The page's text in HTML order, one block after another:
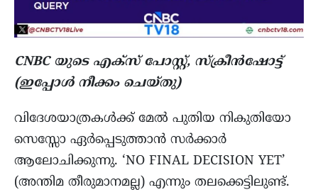
CNBC യുടെ എക്സ് പോസ്റ്റ്, സ്ക്രീൻഷോട്ട്
(ഇപ്പോൾ നീക്കം ചെയ്തു)
വിദേശയാത്രകൾക്ക് മേൽ പുതിയ നികുതിയോ
സെസ്സോ ഏർപ്പെടുത്താൻ സർക്കാർ
ആലോചിക്കുന്നു. ‘NO FINAL DECISION YET’
(അന്തിമ തീരുമാനമല്ല) എന്നും തലക്കെട്ടിലുണ്ട്.